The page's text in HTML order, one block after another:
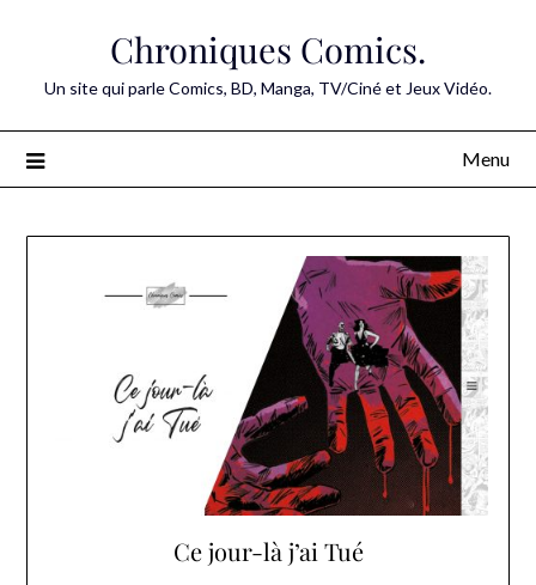
Chroniques Comics.
Un site qui parle Comics, BD, Manga, TV/Ciné et Jeux Vidéo.
Menu
Ce jour-là j’ai Tué